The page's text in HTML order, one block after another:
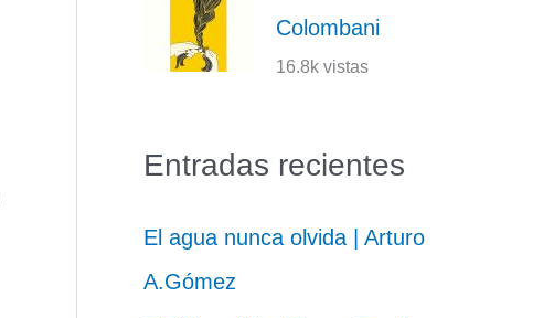
Colombani
16.8k vistas
Entradas recientes
El agua nunca olvida | Arturo
A.Gómez